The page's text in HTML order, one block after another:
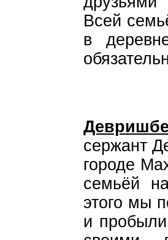
Всей
в
сержант
городе
семьёй
этого мы
и